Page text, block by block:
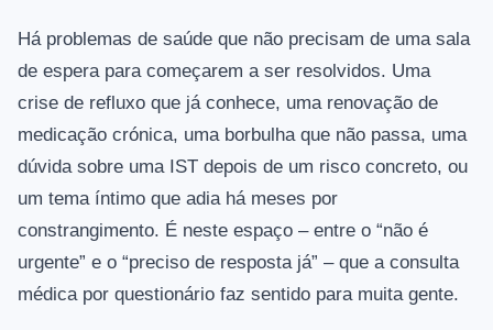
Há problemas de saúde que não precisam de uma sala
de espera para começarem a ser resolvidos. Uma
crise de refluxo que já conhece, uma renovação de
medicação crónica, uma borbulha que não passa, uma
dúvida sobre uma IST depois de um risco concreto, ou
um tema íntimo que adia há meses por
constrangimento. É neste espaço – entre o “não é
urgente” e o “preciso de resposta já” – que a consulta
médica por questionário faz sentido para muita gente.